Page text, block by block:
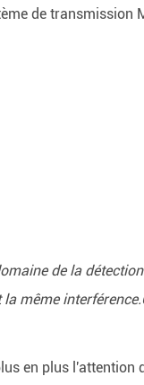
de transmission
de la
la même
en plus l'attention